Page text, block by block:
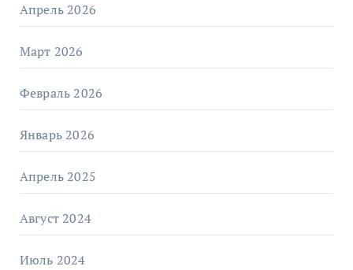
Апрель 2026
Март 2026
Февраль 2026
Январь 2026
Апрель 2025
Август 2024
Июль 2024